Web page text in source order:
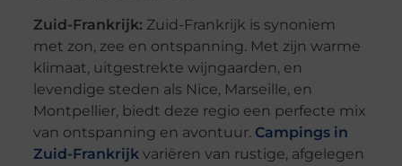
Zuid-Frankrijk: Zuid-Frankrijk is synoniem
met zon, zee en ontspanning. Met zijn warme
klimaat, uitgestrekte wijngaarden, en
levendige steden als Nice, Marseille, en
Montpellier, biedt deze regio een perfecte mix
van ontspanning en avontuur. Campings in
Zuid-Frankrijkvariëren van rustige, afgelegen